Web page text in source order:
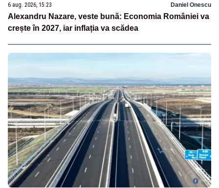
6 aug. 2026, 15:23 Daniel Onescu
Alexandru Nazare, veste bună: Economia României va
crește în 2027, iar inflația va scădea